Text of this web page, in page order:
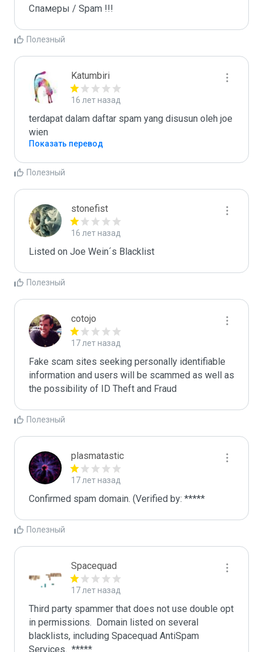
Спамеры / Spam !!!
Полезный
Katumbiri
16 лет назад
terdapat dalam daftar spam yang disusun oleh joe
wien
Показать перевод
Полезный
stonefist
16 лет назад
Listed on Joe Wein´s Blacklist
Полезный
cotojo
17 лет назад
Fake scam sites seeking personally identifiable
information and users will be scammed as well as
the possibility of ID Theft and Fraud
Полезный
plasmatastic
17 лет назад
Confirmed spam domain. (Verified by: *****
Полезный
Spacequad
17 лет назад
Third party spammer that does not use double opt
in permissions.  Domain listed on several
blacklists, including Spacequad AntiSpam